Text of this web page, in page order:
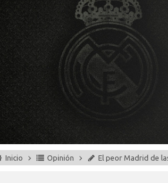
Inicio Opinión El peor Madrid de